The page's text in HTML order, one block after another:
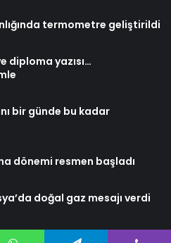
termometre geliştirildi
diploma yazısı…
bir günde bu kadar
dönemi resmen başladı
doğal gaz mesajı verdi